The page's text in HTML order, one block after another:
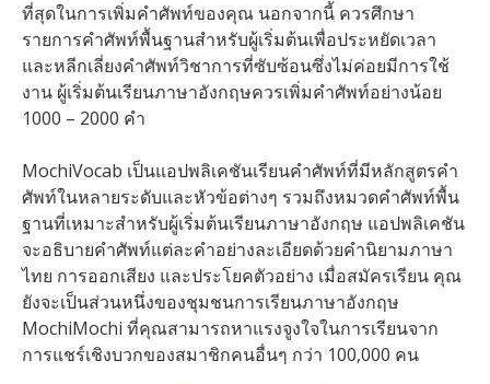
ที่สุดในการเพิ่มคำศัพท์ของคุณ นอกจากนี้ ควรศึกษา
รายการคำศัพท์พื้นฐานสำหรับผู้เริ่มต้นเพื่อประหยัดเวลา
และหลีกเลี่ยงคำศัพท์วิชาการที่ซับซ้อนซึ่งไม่ค่อยมีการใช้
งาน ผู้เริ่มต้นเรียนภาษาอังกฤษควรเพิ่มคำศัพท์อย่างน้อย
1000 – 2000 คำ
MochiVocab เป็นแอปพลิเคชันเรียนคำศัพท์ที่มีหลักสูตรคำ
ศัพท์ในหลายระดับและหัวข้อต่างๆ รวมถึงหมวดคำศัพท์พื้น
ฐานที่เหมาะสำหรับผู้เริ่มต้นเรียนภาษาอังกฤษ แอปพลิเคชัน
จะอธิบายคำศัพท์แต่ละคำอย่างละเอียดด้วยคำนิยามภาษา
ไทย การออกเสียง และประโยคตัวอย่าง เมื่อสมัครเรียน คุณ
ยังจะเป็นส่วนหนึ่งของชุมชนการเรียนภาษาอังกฤษ
MochiMochi ที่คุณสามารถหาแรงจูงใจในการเรียนจาก
การแชร์เชิงบวกของสมาชิกคนอื่นๆ กว่า 100,000 คน